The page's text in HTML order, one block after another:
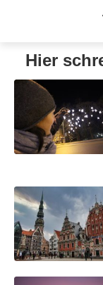
Hier